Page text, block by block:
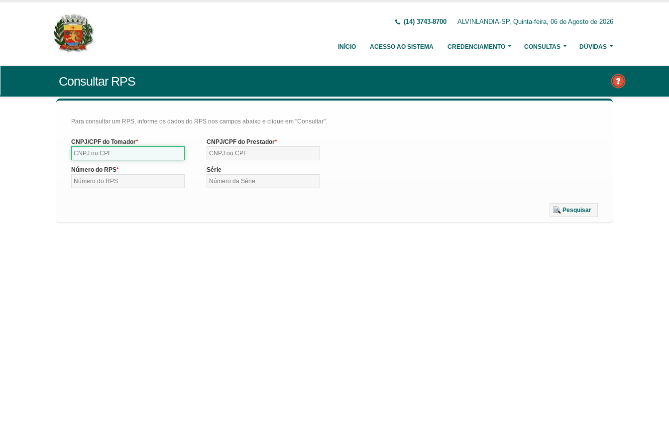
(14) 3743-8700 ALVINLANDIA-SP, Quinta-feira, 06 de Agosto de 2026
INÍCIO ACESSO AO SISTEMA CREDENCIAMENTO CONSULTAS DÚVIDAS
Consultar RPS
Para consultar um RPS, informe os dados do RPS nos campos abaixo e clique em "Consultar".
CNPJ/CPF do Tomador CNPJ/CPF do Prestador
Número do RPS Série
Pesquisar